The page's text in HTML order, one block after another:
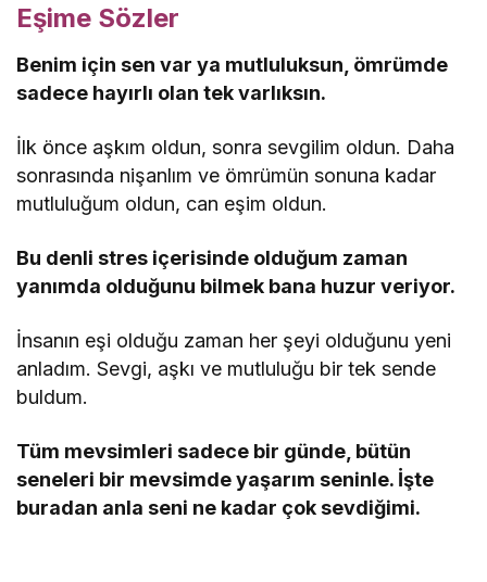
Eşime Sözler
Benim için sen var ya mutluluksun, ömrümde
sadece hayırlı olan tek varlıksın.
İlk önce aşkım oldun, sonra sevgilim oldun. Daha
sonrasında nişanlım ve ömrümün sonuna kadar
mutluluğum oldun, can eşim oldun.
Bu denli stres içerisinde olduğum zaman
yanımda olduğunu bilmek bana huzur veriyor.
İnsanın eşi olduğu zaman her şeyi olduğunu yeni
anladım. Sevgi, aşkı ve mutluluğu bir tek sende
buldum.
Tüm mevsimleri sadece bir günde, bütün
seneleri bir mevsimde yaşarım seninle. İşte
buradan anla seni ne kadar çok sevdiğimi.